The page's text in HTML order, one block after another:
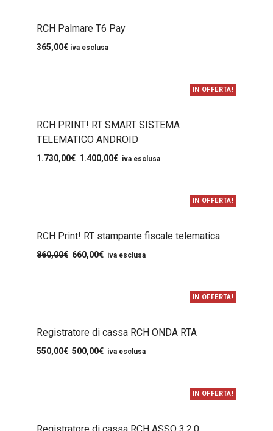
RCH Palmare T6 Pay
365,00€ iva esclusa
IN OFFERTA!
RCH PRINT! RT SMART SISTEMA
TELEMATICO ANDROID
1.730,00€ 1.400,00€ iva esclusa
IN OFFERTA!
RCH Print! RT stampante fiscale telematica
860,00€ 660,00€ iva esclusa
IN OFFERTA!
Registratore di cassa RCH ONDA RTA
550,00€ 500,00€ iva esclusa
IN OFFERTA!